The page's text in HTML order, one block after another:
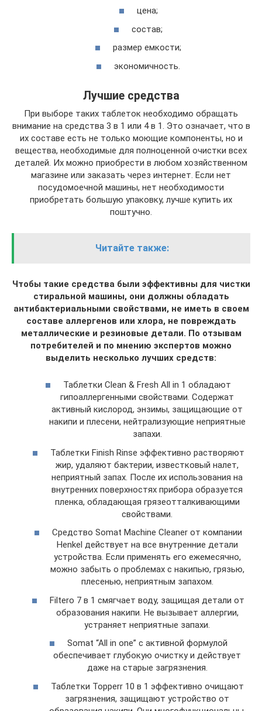
цена;
состав;
размер емкости;
экономичность.
Лучшие средства
При выборе таких таблеток необходимо обращать
внимание на средства 3 в 1 или 4 в 1. Это означает, что в
их составе есть не только моющие компоненты, но и
вещества, необходимые для полноценной очистки всех
деталей. Их можно приобрести в любом хозяйственном
магазине или заказать через интернет. Если нет
посудомоечной машины, нет необходимости
приобретать большую упаковку, лучше купить их
поштучно.
Читайте также:
Чтобы такие средства были эффективны для чистки
стиральной машины, они должны обладать
антибактериальными свойствами, не иметь в своем
составе аллергенов или хлора, не повреждать
металлические и резиновые детали. По отзывам
потребителей и по мнению экспертов можно
выделить несколько лучших средств:
Таблетки Clean & Fresh All in 1 обладают
гипоаллергенными свойствами. Содержат
активный кислород, энзимы, защищающие от
накипи и плесени, нейтрализующие неприятные
запахи.
Таблетки Finish Rinse эффективно растворяют
жир, удаляют бактерии, известковый налет,
неприятный запах. После их использования на
внутренних поверхностях прибора образуется
пленка, обладающая грязеотталкивающими
свойствами.
Средство Somat Machine Cleaner от компании
Henkel действует на все внутренние детали
устройства. Если применять его ежемесячно,
можно забыть о проблемах с накипью, грязью,
плесенью, неприятным запахом.
Filtero 7 в 1 смягчает воду, защищая детали от
образования накипи. Не вызывает аллергии,
устраняет неприятные запахи.
Somat “All in one” с активной формулой
обеспечивает глубокую очистку и действует
даже на старые загрязнения.
Таблетки Topperr 10 в 1 эффективно очищают
загрязнения, защищают устройство от